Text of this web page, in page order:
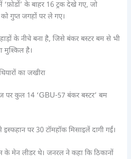
‘फ़ोर्डो’ के बाहर 16 ट्रक देखे गए, जो
गुप्त जगहों पर ले गए।
पहाड़ों के नीचे बना है, जिसे बंकर बस्टर बम से भी
मुश्किल है।
का जखीरा
पर कुल 14 ‘GBU-57 बंकर बस्टर’ बम
पर 30 टॉमहॉक मिसाइलें दागी गईं।
मेन लीडर थे। जनरल ने कहा कि ठिकानों